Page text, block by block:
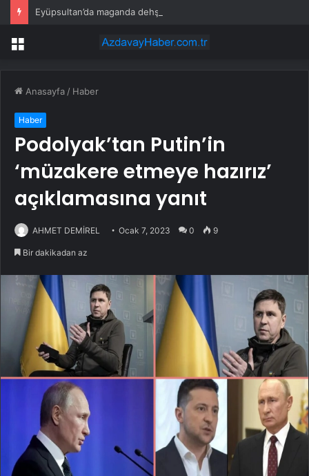
Menü
Anasayfa / Haber
Haber
Podolyak’tan Putin’in
‘müzakere etmeye hazırız’
açıklamasına yanıt
AHMET DEMİREL Ocak 7, 2023 0 9
Bir dakikadan az